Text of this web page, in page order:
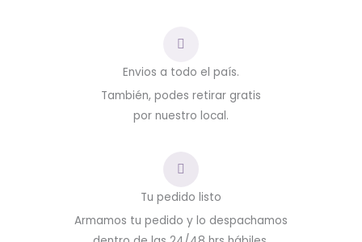
Envios a todo el país.
También, podes retirar gratis
por nuestro local.
Tu pedido listo
Armamos tu pedido y lo despachamos